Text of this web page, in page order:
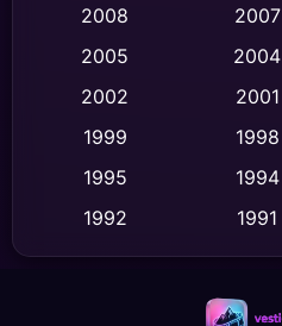
Crime อาชญากรรม
Cult Film
Dance เต้น
Detective สืบสวน
2008
2007
2005
2004
2002
2001
1999
1998
1995
1994
1992
1991
1989
1988
1983